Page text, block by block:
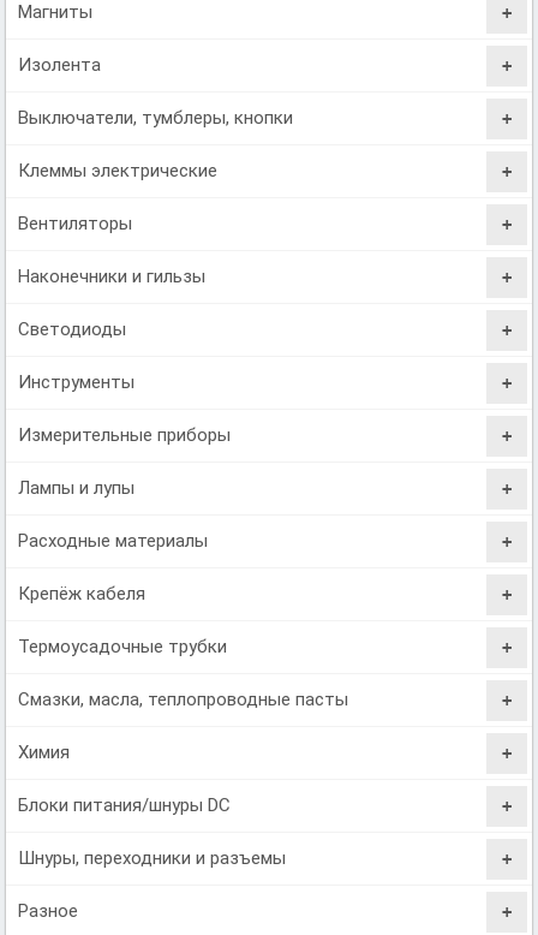
Магниты
Изолента
Выключатели, тумблеры, кнопки
Клеммы электрические
Вентиляторы
Наконечники и гильзы
Светодиоды
Инструменты
Измерительные приборы
Лампы и лупы
Расходные материалы
Крепёж кабеля
Термоусадочные трубки
Смазки, масла, теплопроводные пасты
Химия
Блоки питания/шнуры DC
Шнуры, переходники и разъемы
Разное